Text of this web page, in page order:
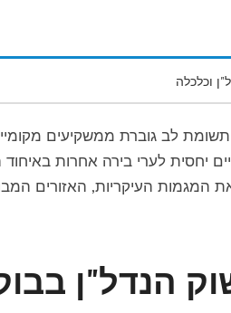
וכלכלה
לב גוברת ממשקיעים
יחסית לערי בירה אחרות באיחוד
המגמות העיקריות, האזורים
הנדל"ן